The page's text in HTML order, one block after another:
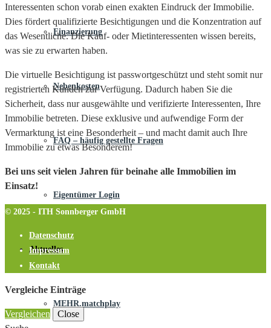
Finanzierung
Nebenkosten
FAQ – häufig gestellte Fragen
Eigentümer Login
Aktuelles
MEHR.matchplay
Interessenten schon vorab einen exakten Eindruck der Immobilie.
Dies fördert qualifizierte Besichtigungen und die Konzentration auf
das Wesentliche. Die Kauf- oder Mietinteressenten wissen bereits,
was sie zu erwarten haben.
Die virtuelle Besichtigung ist passwortgeschützt und steht somit nur
registrierten Kunden zur Verfügung. Dadurch haben Sie die
Sicherheit, dass nur ausgewählte und verifizierte Interessenten, Ihre
Immobilie betreten. Diese exklusive und aufwendige Form der
Vermarktung ist eine Besonderheit – und macht damit auch Ihre
Immobilie zu etwas Besonderem!
Bei uns seit vielen Jahren für beinahe alle Immobilien im
Einsatz!
© 2025 - ITH Sonnberger GmbH
Datenschutz
Impressum
Kontakt
Vergleiche Einträge
Vergleichen
Close